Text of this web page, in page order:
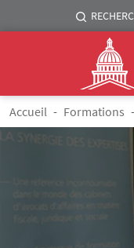
Aller au contenu principal
Menu
Logo
Fil d'Ariane
Accueil Formations